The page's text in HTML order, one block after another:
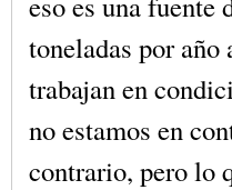
toneladas por
trabajan en
no estamos en
contrario, pero lo